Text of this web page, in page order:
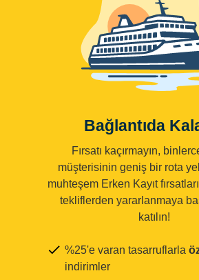
Bağlantıda
Fırsatı kaçırmayın,
müşterisinin geniş bir rota
muhteşem Erken Kayıt
tekliflerden yararlanmaya
katılın!
%25'e varan tasarruflarla
indirimler